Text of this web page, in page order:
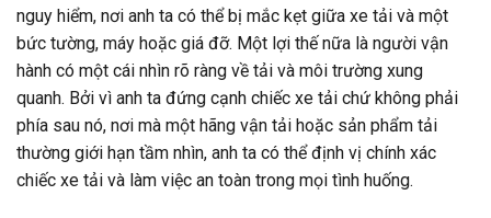
nguy hiểm, nơi anh ta có thể bị mắc kẹt giữa xe tải và một
bức tường, máy hoặc giá đỡ. Một lợi thế nữa là người vận
hành có một cái nhìn rõ ràng về tải và môi trường xung
quanh. Bởi vì anh ta đứng cạnh chiếc xe tải chứ không phải
phía sau nó, nơi mà một hãng vận tải hoặc sản phẩm tải
thường giới hạn tầm nhìn, anh ta có thể định vị chính xác
chiếc xe tải và làm việc an toàn trong mọi tình huống.